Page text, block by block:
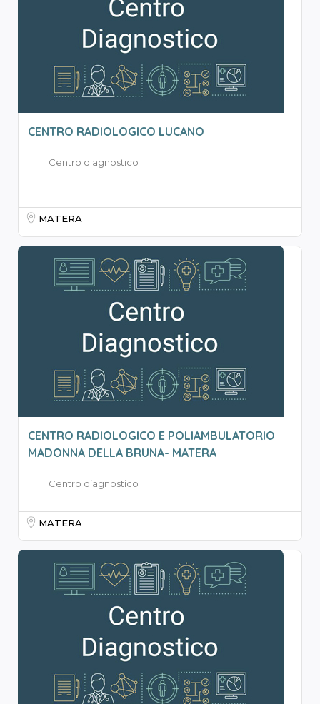
CENTRO RADIOLOGICO LUCANO
Centro diagnostico
MATERA
CENTRO RADIOLOGICO E POLIAMBULATORIO
MADONNA DELLA BRUNA- MATERA
Centro diagnostico
MATERA